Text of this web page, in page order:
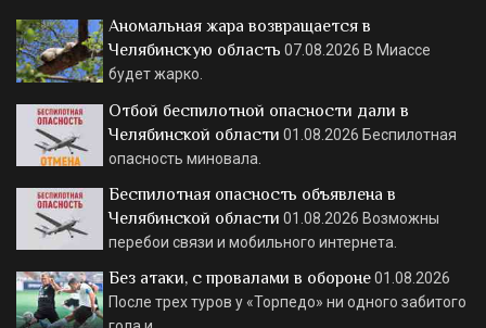
Аномальная жара возвращается в
Челябинскую область 07.08.2026 В Миассе
будет жарко.
Отбой беспилотной опасности дали в
Челябинской области 01.08.2026 Беспилотная
опасность миновала.
Беспилотная опасность объявлена в
Челябинской области 01.08.2026 Возможны
перебои связи и мобильного интернета.
Без атаки, с провалами в обороне01.08.2026
После трех туров у «Торпедо» ни одного забитого